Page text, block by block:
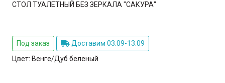
СТОЛ ТУАЛЕТНЫЙ БЕЗ ЗЕРКАЛА "САКУРА"
Под заказ
Доставим 03.09-13.09
Цвет: Венге/Дуб беленый